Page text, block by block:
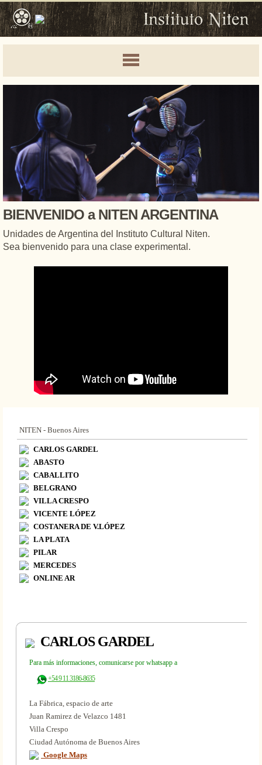
BIENVENIDO a NITEN ARGENTINA
Unidades de Argentina del Instituto Cultural Niten.
Sea bienvenido para una clase experimental.
NITEN - Buenos Aires
CARLOS GARDEL
ABASTO
CABALLITO
BELGRANO
VILLA CRESPO
VICENTE LÓPEZ
COSTANERA DE V.LÓPEZ
LA PLATA
PILAR
MERCEDES
ONLINE AR
CARLOS GARDEL
Para más informaciones, comunicarse por whatsapp a
+54 9 11 3186-8635
La Fábrica, espacio de arte
Juan Ramirez de Velazco 1481
Villa Crespo
Ciudad Autónoma de Buenos Aires
Google Maps